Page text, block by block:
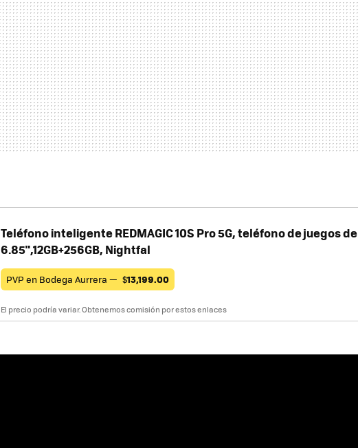
Teléfono inteligente REDMAGIC 10S Pro 5G, teléfono de juegos de
6.85",12GB+256GB, Nightfal
PVP en Bodega Aurrera — $13,199.00
El precio podría variar. Obtenemos comisión por estos enlaces